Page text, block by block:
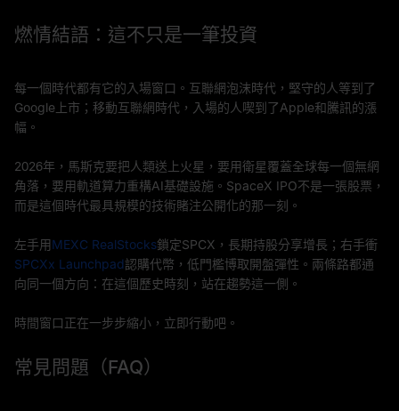
燃情結語：這不只是一筆投資
每一個時代都有它的入場窗口。互聯網泡沫時代，堅守的人等到了
Google上市；移動互聯網時代，入場的人喫到了Apple和騰訊的漲
幅。
2026年，馬斯克要把人類送上火星，要用衛星覆蓋全球每一個無網
角落，要用軌道算力重構AI基礎設施。SpaceX IPO不是一張股票，
而是這個時代最具規模的技術賭注公開化的那一刻。
左手用MEXC RealStocks鎖定SPCX，長期持股分享增長；右手衝
SPCXx Launchpad認購代幣，低門檻博取開盤彈性。兩條路都通
向同一個方向：在這個歷史時刻，站在趨勢這一側。
時間窗口正在一步步縮小，立即行動吧。
常見問題（FAQ）